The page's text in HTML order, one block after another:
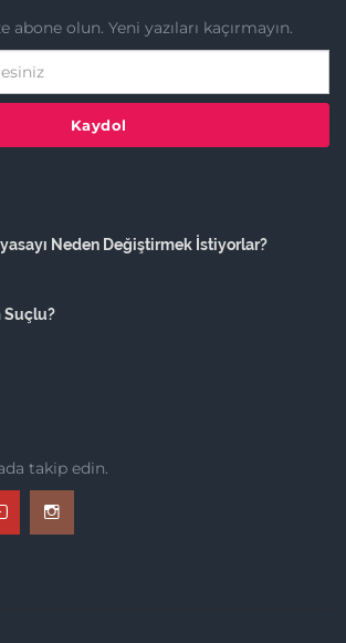
olun. Yeni yazıları kaçırmayın.
Kaydol
Neden Değiştirmek İstiyorlar?
Suçlu?
takip edin.